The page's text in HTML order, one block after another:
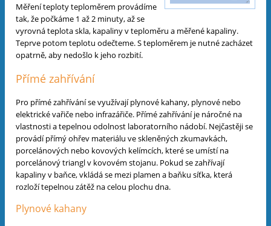
Měření teploty teploměrem provádíme
tak, že počkáme 1 až 2 minuty, až se
vyrovná teplota skla, kapaliny v teploměru a měřené kapaliny.
Teprve potom teplotu odečteme. S teploměrem je nutné zacházet
opatrně, aby nedošlo k jeho rozbití.
Přímé zahřívání
Pro přímé zahřívání se využívají plynové kahany, plynové nebo
elektrické vařiče nebo infrazářiče. Přímé zahřívání je náročné na
vlastnosti a tepelnou odolnost laboratorního nádobí. Nejčastěji se
provádí přímý ohřev materiálu ve skleněných zkumavkách,
porcelánových nebo kovových kelímcích, které se umístí na
porcelánový triangl v kovovém stojanu. Pokud se zahřívají
kapaliny v baňce, vkládá se mezi plamen a baňku síťka, která
rozloží tepelnou zátěž na celou plochu dna.
Plynové kahany